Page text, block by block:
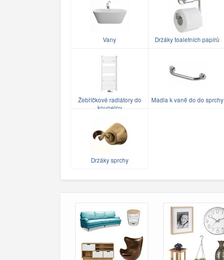
Vany Držáky toaletních papírů
Žebříčkové radiátory do
koupelny
Madla k vaně do do sprchy
Držáky sprchy